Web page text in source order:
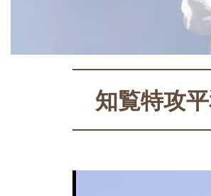
知覧特攻